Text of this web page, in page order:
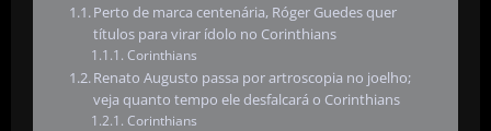
Perto de marca centenária, Róger Guedes quer
títulos para virar ídolo no Corinthians
Corinthians
Renato Augusto passa por artroscopia no joelho;
veja quanto tempo ele desfalcará o Corinthians
Corinthians